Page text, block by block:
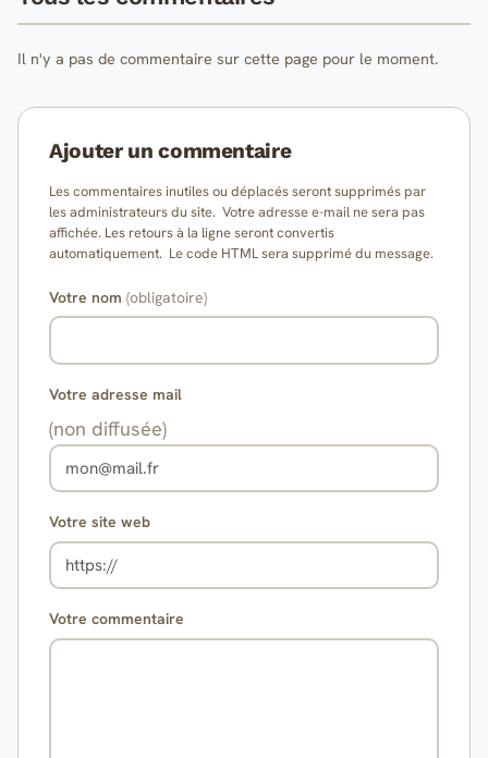
Il n'y a pas de commentaire sur cette page pour le moment.
Ajouter un commentaire
Les commentaires inutiles ou déplacés seront supprimés par
les administrateurs du site. Votre adresse e-mail ne sera pas
affichée. Les retours à la ligne seront convertis
automatiquement. Le code HTML sera supprimé du message.
Votre nom (obligatoire)
Votre adresse mail
(non diffusée)
Votre site web
Votre commentaire